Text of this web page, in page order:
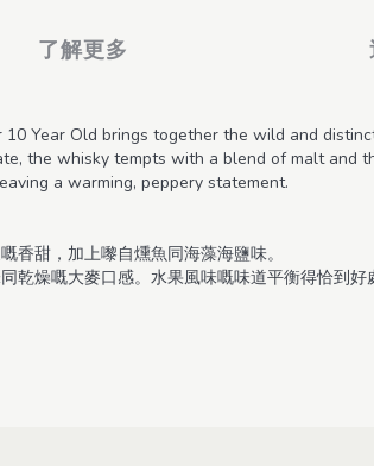
了解更多
Year Old brings together the wild and
the whisky tempts with a blend of malt and
a warming, peppery statement.
香甜，加上嚟自燻魚同海藻海鹽味。
燥嘅大麥口感。水果風味嘅味道平衡得恰到好